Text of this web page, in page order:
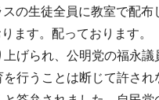
の生徒全員に教室で配布
ます。配っております。
げられ、公明党の福永議
行うことは断じて許され